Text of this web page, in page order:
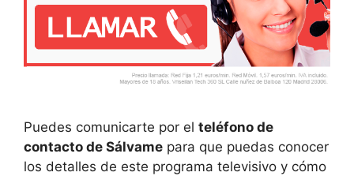
Puedes comunicarte por el teléfono de
contacto de Sálvame para que puedas conocer
los detalles de este programa televisivo y cómo